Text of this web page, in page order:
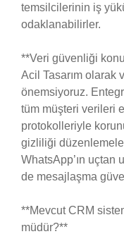
temsilcilerinin iş
odaklanabilirler.
**Veri güvenliği
Acil Tasarım olarak
önemsiyoruz.
tüm müşteri verileri
protokolleriyle
gizliliği
WhatsApp’ın
de mesajlaşma
**Mevcut CRM
müdür?**